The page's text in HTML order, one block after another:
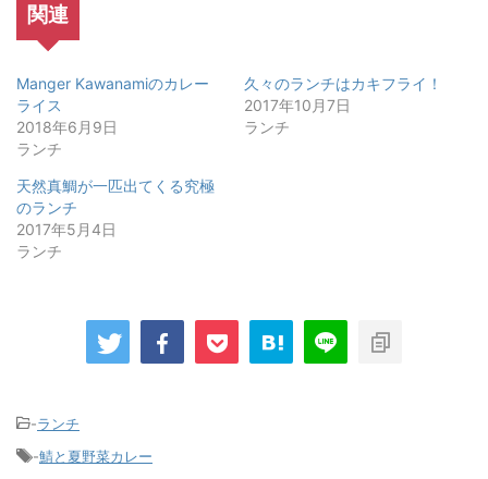
関連
Manger Kawanamiのカレー
ライス
2018年6月9日
ランチ
久々のランチはカキフライ！
2017年10月7日
ランチ
天然真鯛が一匹出てくる究極
のランチ
2017年5月4日
ランチ
-ランチ
-鯖と夏野菜カレー